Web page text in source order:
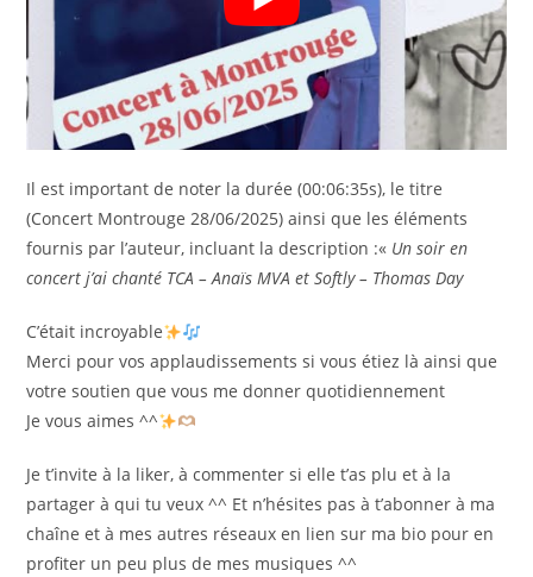
Il est important de noter la durée (00:06:35s), le titre
(Concert Montrouge 28/06/2025) ainsi que les éléments
fournis par l’auteur, incluant la description :« Un soir en
concert j’ai chanté TCA – Anaïs MVA et Softly – Thomas Day
C’était incroyable
Merci pour vos applaudissements si vous étiez là ainsi que
votre soutien que vous me donner quotidiennement
Je vous aimes ^^
Je t’invite à la liker, à commenter si elle t’as plu et à la
partager à qui tu veux ^^ Et n’hésites pas à t’abonner à ma
chaîne et à mes autres réseaux en lien sur ma bio pour en
profiter un peu plus de mes musiques ^^